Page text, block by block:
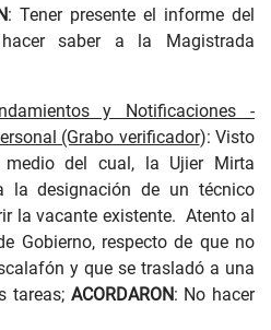
: Tener presente el informe del
saber a la Magistrada
y Notificaciones -
(Grabo verificador): Visto
del cual, la Ujier Mirta
la designación de un técnico
la vacante existente. Atento al
Gobierno, respecto de que no
y que se trasladó a una
tareas; ACORDARON: No hacer